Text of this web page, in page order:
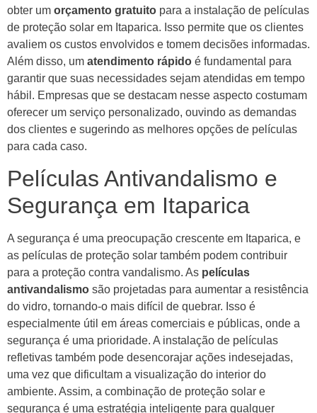
obter um orçamento gratuito para a instalação de películas
de proteção solar em Itaparica. Isso permite que os clientes
avaliem os custos envolvidos e tomem decisões informadas.
Além disso, um atendimento rápido é fundamental para
garantir que suas necessidades sejam atendidas em tempo
hábil. Empresas que se destacam nesse aspecto costumam
oferecer um serviço personalizado, ouvindo as demandas
dos clientes e sugerindo as melhores opções de películas
para cada caso.
Películas Antivandalismo e
Segurança em Itaparica
A segurança é uma preocupação crescente em Itaparica, e
as películas de proteção solar também podem contribuir
para a proteção contra vandalismo. As películas
antivandalismo são projetadas para aumentar a resistência
do vidro, tornando-o mais difícil de quebrar. Isso é
especialmente útil em áreas comerciais e públicas, onde a
segurança é uma prioridade. A instalação de películas
refletivas também pode desencorajar ações indesejadas,
uma vez que dificultam a visualização do interior do
ambiente. Assim, a combinação de proteção solar e
segurança é uma estratégia inteligente para qualquer